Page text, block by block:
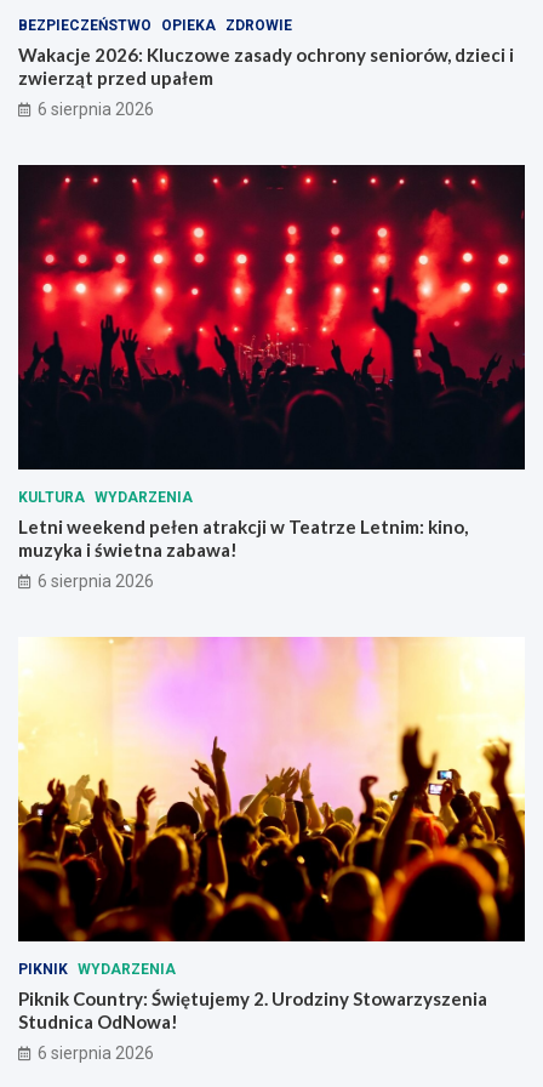
d
e
r
n
i
k
u
m
z
k
a
l
,
d
z
i
e
t
p
u
p
a
ł
BEZPIECZEŃSTWO OPIEKA ZDROWIE
Wakacje 2026: Kluczowe zasady ochrony seniorów, dzieci i
zwierząt przed upałem
6 sierpnia 2026
KULTURA WYDARZENIA
Letni weekend pełen atrakcji w Teatrze Letnim: kino,
muzyka i świetna zabawa!
6 sierpnia 2026
PIKNIK WYDARZENIA
Piknik Country: Świętujemy 2. Urodziny Stowarzyszenia
Studnica OdNowa!
6 sierpnia 2026